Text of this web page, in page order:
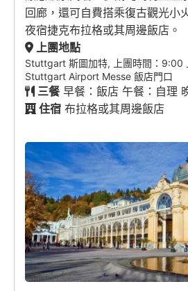
回廊，還可自費搭乘復古觀光小
夜宿捷克布拉格或其周邊飯店。
上團地點
Stuttgart 斯圖加特, 上團時間：9:00
Stuttgart Airport Messe 飯店門口
三餐早餐：飯店 午餐：自理
住宿 布拉格或其周邊飯店